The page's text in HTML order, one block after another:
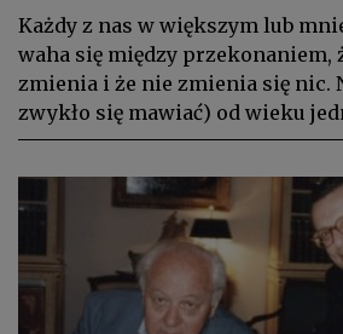
Każdy z nas w większym lub
waha się między przekonaniem,
zmienia i że nie zmienia się nic.
zwykło się mawiać) od wieku